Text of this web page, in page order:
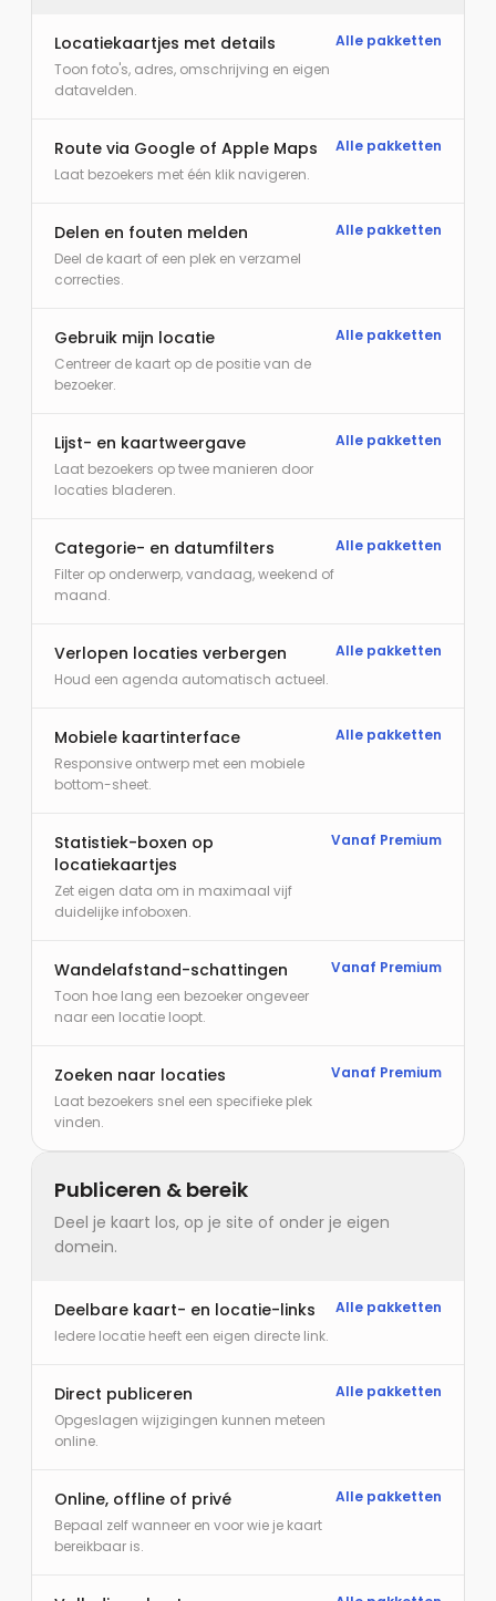
Locatiekaartjes met details
Toon foto's, adres, omschrijving en eigen
datavelden.
Alle pakketten
Route via Google of Apple Maps
Laat bezoekers met één klik navigeren.
Alle pakketten
Delen en fouten melden
Deel de kaart of een plek en verzamel
correcties.
Alle pakketten
Gebruik mijn locatie
Centreer de kaart op de positie van de
bezoeker.
Alle pakketten
Lijst- en kaartweergave
Laat bezoekers op twee manieren door
locaties bladeren.
Alle pakketten
Categorie- en datumfilters
Filter op onderwerp, vandaag, weekend of
maand.
Alle pakketten
Verlopen locaties verbergen
Houd een agenda automatisch actueel.
Alle pakketten
Mobiele kaartinterface
Responsive ontwerp met een mobiele
bottom-sheet.
Alle pakketten
Statistiek-boxen op
locatiekaartjes
Zet eigen data om in maximaal vijf
duidelijke infoboxen.
Vanaf Premium
Wandelafstand-schattingen
Toon hoe lang een bezoeker ongeveer
naar een locatie loopt.
Vanaf Premium
Zoeken naar locaties
Laat bezoekers snel een specifieke plek
vinden.
Vanaf Premium
Publiceren & bereik
Deel je kaart los, op je site of onder je eigen
domein.
Deelbare kaart- en locatie-links
Iedere locatie heeft een eigen directe link.
Alle pakketten
Direct publiceren
Opgeslagen wijzigingen kunnen meteen
online.
Alle pakketten
Online, offline of privé
Bepaal zelf wanneer en voor wie je kaart
bereikbaar is.
Alle pakketten